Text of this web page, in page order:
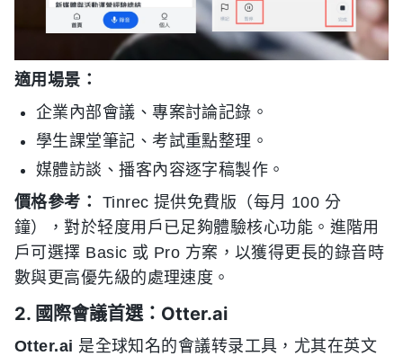
適用場景：
企業內部會議、專案討論記錄。
學生課堂筆記、考試重點整理。
媒體訪談、播客內容逐字稿製作。
價格參考：
Tinrec 提供免費版（每月 100 分
鐘），對於轻度用戶已足夠體驗核心功能。進階用
戶可選擇 Basic 或 Pro 方案，以獲得更長的錄音時
數與更高優先級的處理速度。
2. 國際會議首選：Otter.ai
Otter.ai 是全球知名的會議转录工具，尤其在英文